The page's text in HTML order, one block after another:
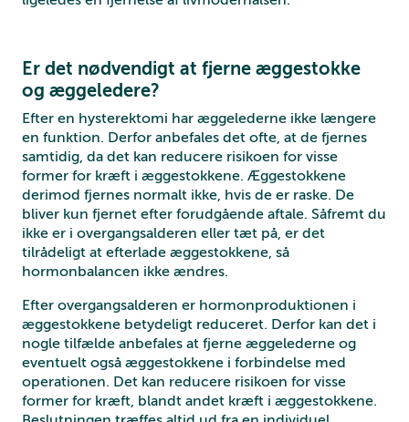
Er det nødvendigt at fjerne æggestokke
og æggeledere?
Efter en hysterektomi har æggelederne ikke længere
en funktion. Derfor anbefales det ofte, at de fjernes
samtidig, da det kan reducere risikoen for visse
former for kræft i æggestokkene. Æggestokkene
derimod fjernes normalt ikke, hvis de er raske. De
bliver kun fjernet efter forudgående aftale. Såfremt du
ikke er i overgangsalderen eller tæt på, er det
tilrådeligt at efterlade æggestokkene, så
hormonbalancen ikke ændres.
Efter overgangsalderen er hormonproduktionen i
æggestokkene betydeligt reduceret. Derfor kan det i
nogle tilfælde anbefales at fjerne æggelederne og
eventuelt også æggestokkene i forbindelse med
operationen. Det kan reducere risikoen for visse
former for kræft, blandt andet kræft i æggestokkene.